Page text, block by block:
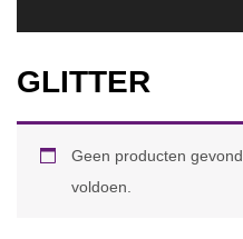
GLITTER
Geen producten
voldoen.